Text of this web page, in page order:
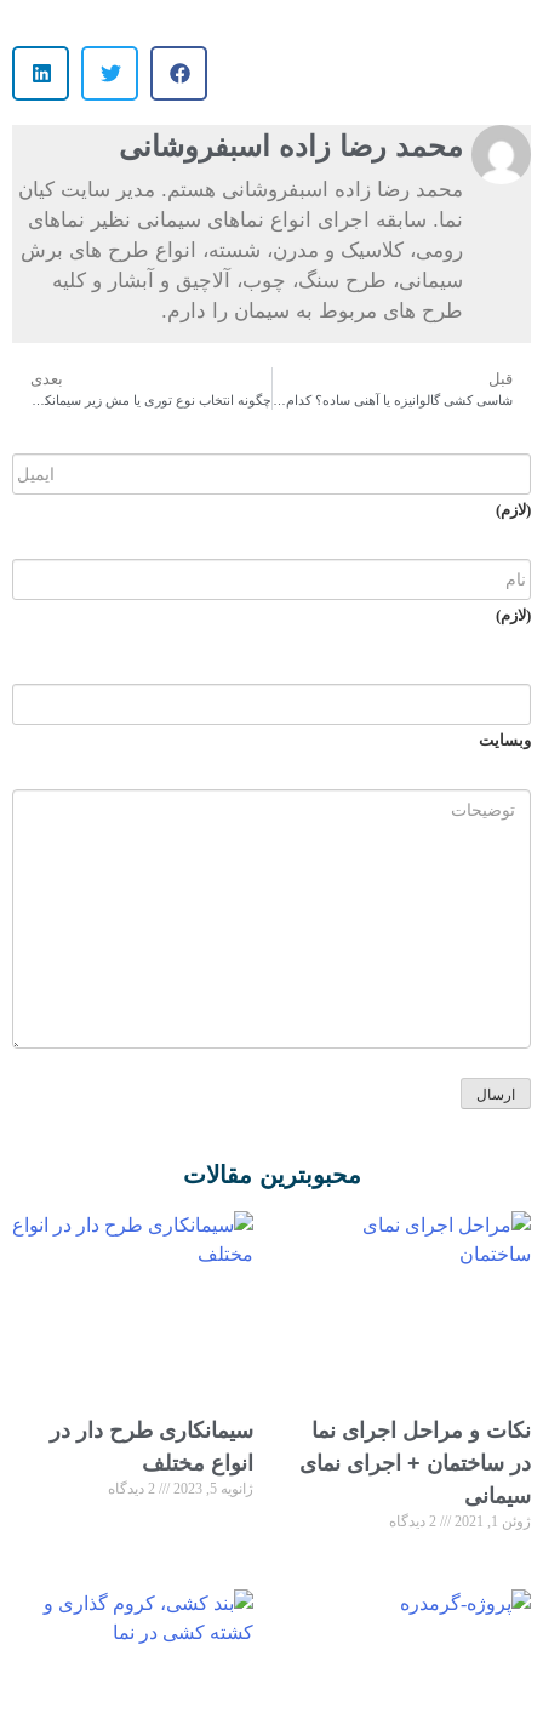
محمد رضا زاده اسبفروشانی
محمد رضا زاده اسبفروشانی هستم. مدیر سایت کیان
نما. سابقه اجرای انواع نماهای سیمانی نظیر نماهای
رومی، کلاسیک و مدرن، شسته، انواع طرح های برش
سیمانی، طرح سنگ، چوب، آلاچیق و آبشار و کلیه
طرح های مربوط به سیمان را دارم.
قبل بعدی
(لازم)
(لازم)
وبسایت
محبوبترین مقالات
نکات و مراحل اجرای نما
در ساختمان + اجرای نمای
سیمانی
ژوئن 1, 2021
سیمانکاری طرح دار در
انواع مختلف
ژانویه 5, 2023